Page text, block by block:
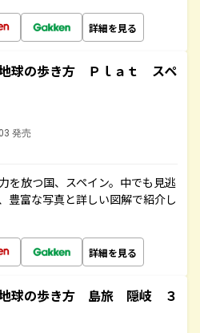
詳細を見る
球の歩き方 Ｐｌａｔ スペ
発売
を放つ国、スペイン。中でも見逃
豊富な写真と詳しい図解で紹介し
詳細を見る
球の歩き方 島旅 隠岐 ３